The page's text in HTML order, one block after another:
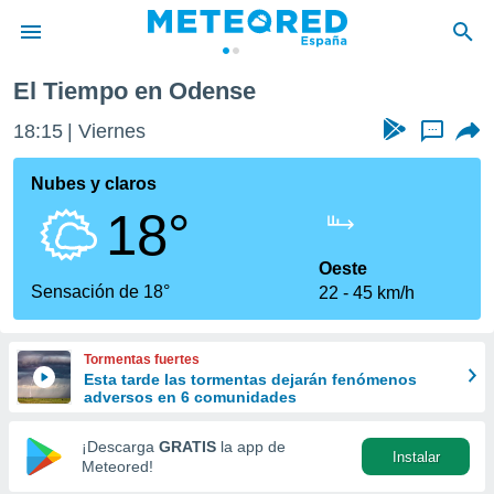
de
por
que se
calidad.
a este
las
y
forma
digital
basada
El Tiempo en Odense
18:15 Viernes ...
Nubes y claros
18°
Sensación de 18°
Oeste
22
45 km/h
Tormentas fuertes
Esta tarde las tormentas dejarán fenómenos
adversos en 6 comunidades
¡Descarga GRATIS la app de
Meteored!
Instalar